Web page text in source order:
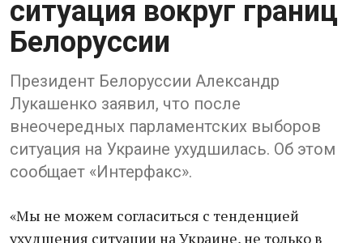
ситуация вокруг границ
Белоруссии
Президент Белоруссии Александр
Лукашенко заявил, что после
внеочередных парламентских выборов
ситуация на Украине ухудшилась. Об этом
сообщает «Интерфакс».
«Мы не можем согласиться с тенденцией
ухудшения ситуации на Украине, не только в